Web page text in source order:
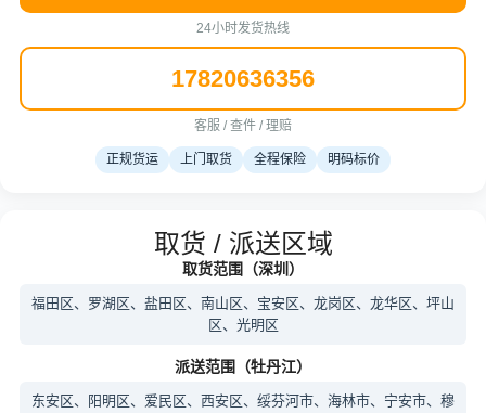
24小时发货热线
17820636356
客服 / 查件 / 理赔
正规货运 上门取货 全程保险 明码标价
取货 / 派送区域
取货范围（深圳）
福田区、罗湖区、盐田区、南山区、宝安区、龙岗区、龙华区、坪山
区、光明区
派送范围（牡丹江）
东安区、阳明区、爱民区、西安区、绥芬河市、海林市、宁安市、穆